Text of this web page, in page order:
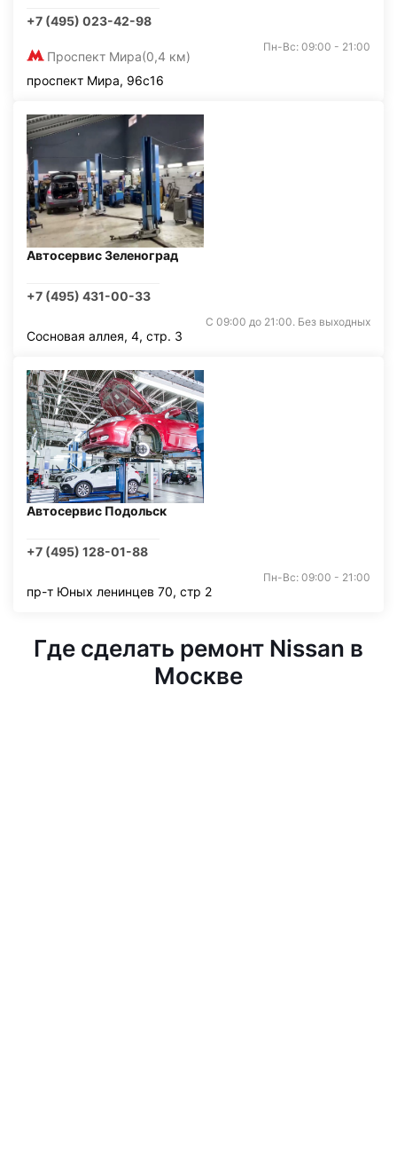
+7 (495) 023-42-98
Проспект Мира(0,4 км)
Пн-Вс: 09:00 - 21:00
проспект Мира, 96с16
Автосервис Зеленоград
+7 (495) 431-00-33
С 09:00 до 21:00. Без выходных
Сосновая аллея, 4, стр. 3
Автосервис Подольск
+7 (495) 128-01-88
Пн-Вс: 09:00 - 21:00
пр-т Юных ленинцев 70, стр 2
Где сделать ремонт Nissan в
Москве